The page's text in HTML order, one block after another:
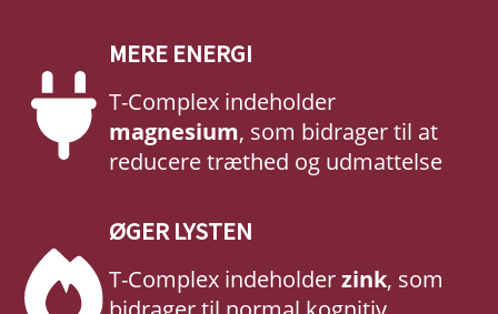
MERE ENERGI
T-Complex indeholder
magnesium, som bidrager til at
reducere træthed og udmattelse
ØGER LYSTEN
T-Complex indeholderzink, som